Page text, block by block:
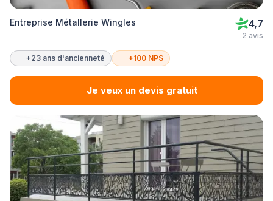
Entreprise Métallerie Wingles 4,7
2 avis
+23 ans d'ancienneté +100 NPS
Je veux un devis gratuit